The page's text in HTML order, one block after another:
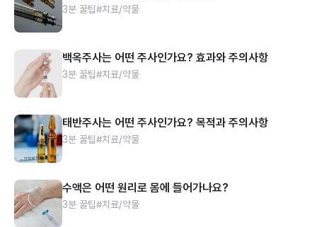
3분 꿀팁#치료/약물
백옥주사는 어떤 주사인가요? 효과와 주의사항
3분 꿀팁#치료/약물
태반주사는 어떤 주사인가요? 목적과 주의사항
3분 꿀팁#치료/약물
수액은 어떤 원리로 몸에 들어가나요?
3분 꿀팁#치료/약물